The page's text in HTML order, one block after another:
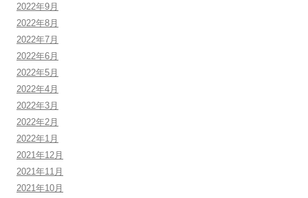
2022年9月
2022年8月
2022年7月
2022年6月
2022年5月
2022年4月
2022年3月
2022年2月
2022年1月
2021年12月
2021年11月
2021年10月